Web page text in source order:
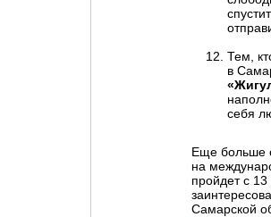
Тем,
в
себя
Еще больше
на
пройдет с
Самарской